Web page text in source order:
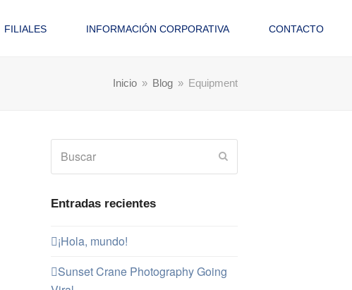
FILIALES INFORMACIÓN CORPORATIVA CONTACTO
Inicio » Blog » Equipment
Entradas recientes
¡Hola, mundo!
Sunset Crane Photography Going